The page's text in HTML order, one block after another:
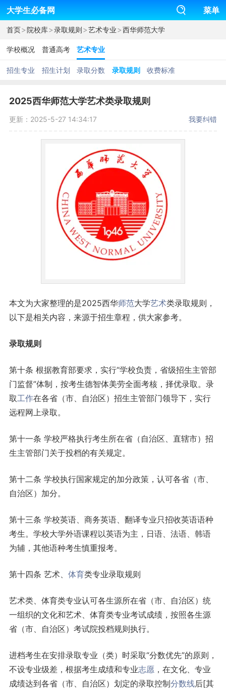
大学生必备网 菜单
首页>院校库>录取规则>艺术专业>西华师范大学
学校概况 普通高考 艺术专业
招生专业 招生计划 录取分数 录取规则 收费标准
2025西华师范大学艺术类录取规则
更新：2025-5-27 14:34:17 我要纠错
本文为大家整理的是2025西华师范大学艺术类录取规则，
以下是相关内容，来源于招生章程，供大家参考。
录取规则
第十条 根据教育部要求，实行“学校负责，省级招生主管部
门监督”体制，按考生德智体美劳全面考核，择优录取。录
取工作在各省（市、自治区）招生主管部门领导下，实行
远程网上录取。
第十一条 学校严格执行考生所在省（自治区、直辖市）招
生主管部门关于投档的有关规定。
第十二条 学校执行国家规定的加分政策，认可各省（市、
自治区）加分。
第十三条 学校英语、商务英语、翻译专业只招收英语语种
考生。学校大学外语课程以英语为主，日语、法语、韩语
为辅，其他语种考生慎重报考。
第十四条 艺术、 体育类专业录取规则
艺术类、体育类专业认可各生源所在省（市、自治区）统
一组织的文化和艺术、体育类专业考试成绩，按照各生源
省（市、自治区）考试院投档规则执行。
进档考生在安排录取专业（类）时采取“分数优先”的原则，
不设专业级差，根据考生成绩和专业志愿，在文化、专业
成绩达到各省（市、自治区）划定的录取控制分数线后[其